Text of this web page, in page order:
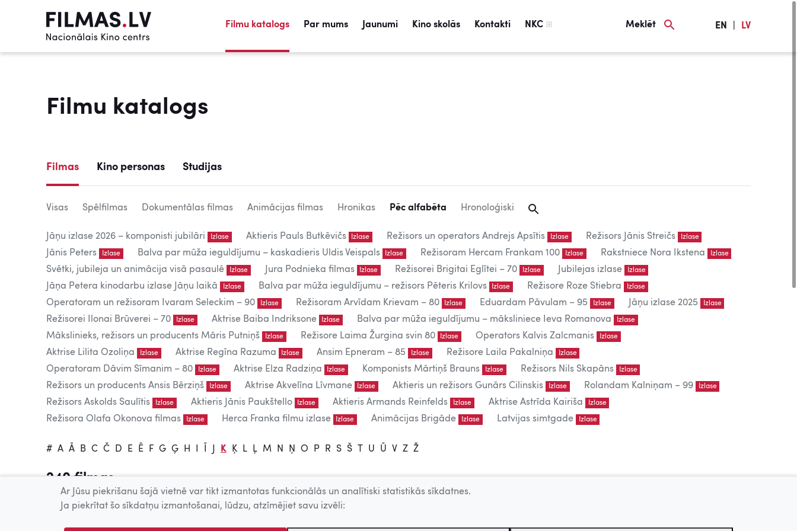
Filmu katalogs Par mums Jaunumi Kino skolās Kontakti NKC Meklēt EN LV
Filmu katalogs
Filmas Kino personas Studijas
Visas Spēlfilmas Dokumentālas filmas Animācijas filmas Hronikas Pēc alfabēta Hronoloģiski
Jāņu izlase 2026 – komponisti jubilāri Izlase Aktieris Pauls Butkēvičs Izlase Režisors un operators Andrejs Apsītis Izlase Režisors Jānis Streičs Izlase
Jānis Peters Izlase Balva par mūža ieguldījumu – kaskadieris Uldis Veispals Izlase Režisoram Hercam Frankam 100 Izlase Rakstniece Nora Ikstena Izlase
Svētki, jubileja un animācija visā pasaulē Izlase Jura Podnieka filmas Izlase Režisorei Brigitai Eglītei – 70 Izlase Jubilejas izlase Izlase
Jāņa Petera kinodarbu izlase Jāņu laikā Izlase Balva par mūža ieguldījumu – režisors Pēteris Krilovs Izlase Režisore Roze Stiebra Izlase
Operatoram un režisoram Ivaram Seleckim – 90 Izlase Režisoram Arvīdam Krievam – 80 Izlase Eduardam Pāvulam – 95 Izlase Jāņu izlase 2025 Izlase
Režisorei Ilonai Brūverei – 70 Izlase Aktrise Baiba Indriksone Izlase Balva par mūža ieguldījumu – māksliniece Ieva Romanova Izlase
Mākslinieks, režisors un producents Māris Putniņš Izlase Režisore Laima Žurgina svin 80 Izlase Operators Kalvis Zalcmanis Izlase
Aktrise Lilita Ozoliņa Izlase Aktrise Regīna Razuma Izlase Ansim Epneram – 85 Izlase Režisore Laila Pakalniņa Izlase
Operatoram Dāvim Sīmanim – 80 Izlase Aktrise Elza Radziņa Izlase Komponists Mārtiņš Brauns Izlase Režisors Nils Skapāns Izlase
Režisors un producents Ansis Bērziņš Izlase Aktrise Akvelīna Līvmane Izlase Aktieris un režisors Gunārs Cilinskis Izlase Rolandam Kalniņam – 99 Izlase
Režisors Askolds Saulītis Izlase Aktieris Jānis Paukštello Izlase Aktieris Armands Reinfelds Izlase Aktrise Astrīda Kairiša Izlase
Režisora Olafa Okonova filmas Izlase Herca Franka filmu izlase Izlase Animācijas Brigāde Izlase Latvijas simtgade Izlase
# A Ā B C Č D E Ē F G Ģ H K Ķ L Ļ M N Ņ O P R S Š U Ū V Z Ž
240 filmas
Tiešsaistē publicētās filmas paredzētas tikai individuālai lietošanai.
Publiskai demonstrēšanai nepieciešama tiesību īpašnieku – producentu, AKKA/LAA u.c. atļaujas.
Ar Jūsu piekrišanu šajā vietnē var tikt izmantotas funkcionālās un analītiski statistikās sīkdatnes.
Ja piekrītat šo sīkdatņu izmantošanai, lūdzu, atzīmējiet savu izvēli: